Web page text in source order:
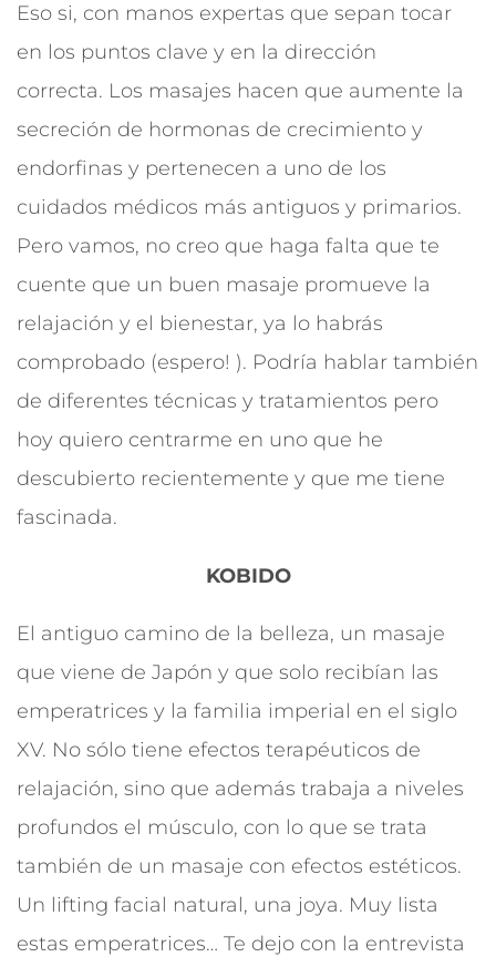
Eso si, con manos expertas que sepan tocar
en los puntos clave y en la dirección
correcta. Los masajes hacen que aumente la
secreción de hormonas de crecimiento y
endorfinas y pertenecen a uno de los
cuidados médicos más antiguos y primarios.
Pero vamos, no creo que haga falta que te
cuente que un buen masaje promueve la
relajación y el bienestar, ya lo habrás
comprobado (espero! ). Podría hablar también
de diferentes técnicas y tratamientos pero
hoy quiero centrarme en uno que he
descubierto recientemente y que me tiene
fascinada.
KOBIDO
El antiguo camino de la belleza, un masaje
que viene de Japón y que solo recibían las
emperatrices y la familia imperial en el siglo
XV. No sólo tiene efectos terapéuticos de
relajación, sino que además trabaja a niveles
profundos el músculo, con lo que se trata
también de un masaje con efectos estéticos.
Un lifting facial natural, una joya. Muy lista
estas emperatrices… Te dejo con la entrevista